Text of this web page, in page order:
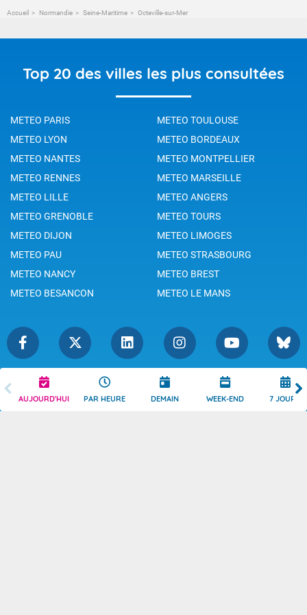
AUJOURD'HUI PAR HEURE DEMAIN WEEK-END 7 JOURS
Accueil Normandie Seine-Maritime Octeville-sur-Mer
Top 20 des villes les plus consultées
METEO PARIS
METEO TOULOUSE
METEO LYON
METEO BORDEAUX
METEO NANTES
METEO MONTPELLIER
METEO RENNES
METEO MARSEILLE
METEO LILLE
METEO ANGERS
METEO GRENOBLE
METEO TOURS
METEO DIJON
METEO LIMOGES
METEO PAU
METEO STRASBOURG
METEO NANCY
METEO BREST
METEO BESANCON
METEO LE MANS